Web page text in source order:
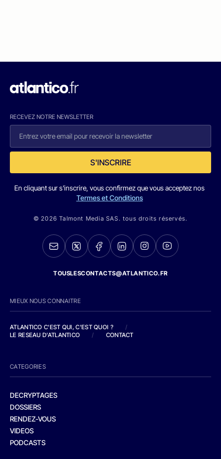
RECEVEZ NOTRE NEWSLETTER
S'INSCRIRE
En cliquant sur s'inscrire, vous confirmez que vous acceptez nos
Termes et Conditions
© 2026 Talmont Media SAS. tous droits réservés.
TOUSLESCONTACTS@ATLANTICO.FR
MIEUX NOUS CONNAITRE
ATLANTICO C'EST QUI, C'EST QUOI ?
/
LE RESEAU D'ATLANTICO
/ CONTACT
CATEGORIES
DECRYPTAGES
DOSSIERS
RENDEZ-VOUS
VIDEOS
PODCASTS